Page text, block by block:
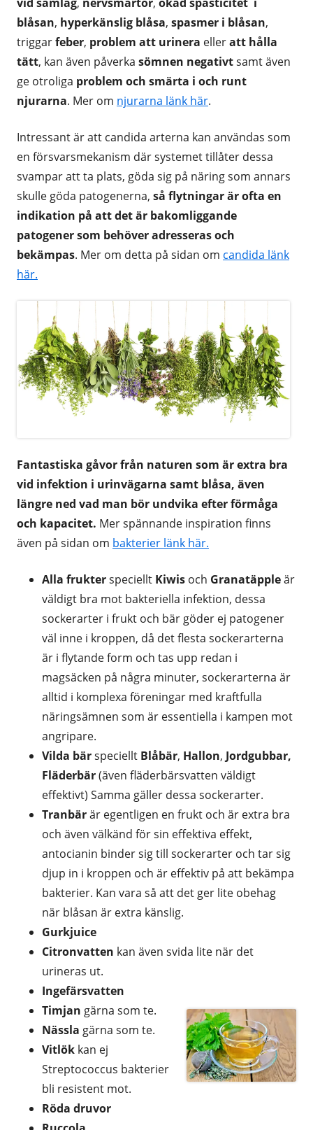
blåsan, hyperkänslig blåsa, spasmer i blåsan,
triggarfeber, problem att urinera elleratt hålla
tätt, kan även påverka sömnen negativtsamt även
ge otroliga problem och smärta i och runt
njurarna. Mer om njurarna länk här.
Intressant är att candida arterna kan användas som
en försvarsmekanism där systemet tillåter dessa
svampar att ta plats, göda sig på näring som annars
skulle göda patogenerna, så flytningar är ofta en
indikation på att det är bakomliggande
patogener som behöver adresseras och
bekämpas. Mer om detta på sidan om candida länk
här.
Fantastiska gåvor från naturen som är extra bra
vid infektion i urinvägarna samt blåsa, även
längre ned vad man bör undvika efter förmåga
och kapacitet. Mer spännande inspiration finns
även på sidan om bakterier länk här.
Alla frukterspeciellt Kiwis och Granatäppleär
väldigt bra mot bakteriella infektion, dessa
sockerarter i frukt och bär göder ej patogener
väl inne i kroppen, då det flesta sockerarterna
är i flytande form och tas upp redan i
magsäcken på några minuter, sockerarterna är
alltid i komplexa föreningar med kraftfulla
näringsämnen som är essentiella i kampen mot
angripare.
Vilda bärspeciellt Blåbär, Hallon, Jordgubbar,
Fläderbär(även fläderbärsvatten väldigt
effektivt) Samma gäller dessa sockerarter.
Tranbärär egentligen en frukt och är extra bra
och även välkänd för sin effektiva effekt,
antocianin binder sig till sockerarter och tar sig
djup in i kroppen och är effektiv på att bekämpa
bakterier. Kan vara så att det ger lite obehag
när blåsan är extra känslig.
Gurkjuice
Citronvatten kan även svida lite när det
urineras ut.
Ingefärsvatten
Timjan gärna som te.
Nässla gärna som te.
Vitlök kan ej
Streptococcus bakterier
bli resistent mot.
Röda druvor